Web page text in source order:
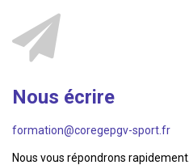
Nous écrire
formation@coregepgv-sport.fr
Nous vous répondrons rapidement.